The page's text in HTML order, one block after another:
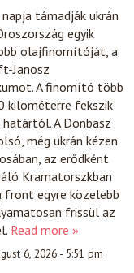
támadják ukrán
egyik
olajfinomítóját, a
Janosz
A finomító több
kilométerre fekszik
határtól. A Donbasz
még ukrán kézen
az erődként
Kramatorszkban
front egyre közelebb
frissül az
Read more »
6, 2026 - 5:51 pm